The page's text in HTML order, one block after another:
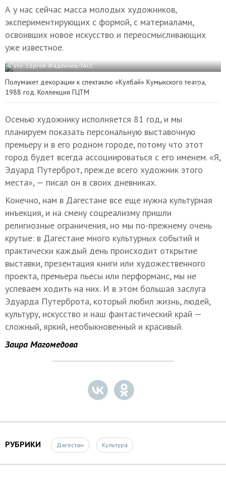
А у нас сейчас масса молодых художников,
экспериментирующих с формой, с материалами,
освоивших новое искусство и переосмысливающих
уже известное.
Фото: Сергей Фадеичев/ТАСС
Полумакет декорации к спектаклю «Кулбай» Кумыкского театра,
1988 год. Коллекция ГЦТМ
Осенью художнику исполняется 81 год, и мы
планируем показать персональную выставочную
премьеру и в его родном городе, потому что этот
город будет всегда ассоциироваться с его именем. «Я,
Эдуард Путерброт, прежде всего художник этого
места», — писал он в своих дневниках.
Конечно, нам в Дагестане все еще нужна культурная
инъекция, и на смену соцреализму пришли
религиозные ограничения, но мы по-прежнему очень
крутые: в Дагестане много культурных событий и
практически каждый день происходит открытие
выставки, презентация книги или художественного
проекта, премьера пьесы или перформанс, мы не
успеваем ходить на них. И в этом большая заслуга
Эдуарда Путерброта, который любил жизнь, людей,
культуру, искусство и наш фантастический край —
сложный, яркий, необыкновенный и красивый.
Заира Магомедова
РУБРИКИ Дагестан Культура